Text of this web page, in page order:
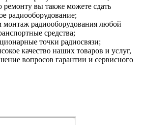
ремонту вы также можете сдать
радиооборудование;
радиооборудования любой
средства;
точки радиосвязи;
качество наших товаров и услуг,
вопросов гарантии и сервисного